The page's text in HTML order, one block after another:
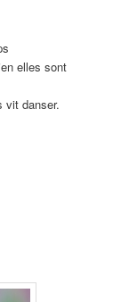
elles sont
vit danser.